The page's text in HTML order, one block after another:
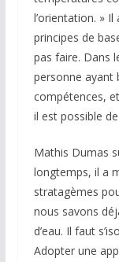
l’orientation. »
principes de
pas faire. Dans
personne ayant
compétences,
il est possible
Mathis Dumas
longtemps, il a
stratagèmes
nous savons
d’eau. Il faut
Adopter une